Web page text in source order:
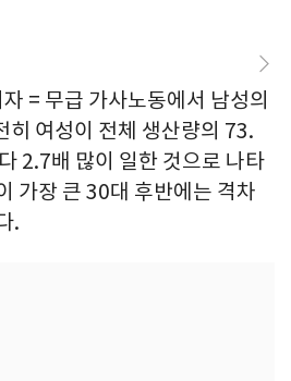
= 무급 가사노동에서 남성의
히 여성이 전체 생산량의 73.
2.7배 많이 일한 것으로 나타
가장 큰 30대 후반에는 격차
.